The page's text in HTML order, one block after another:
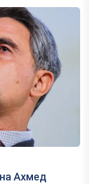
Ахмед